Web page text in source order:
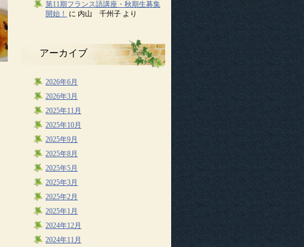
第11期フランス語講座・秋期生募集
開始！
に 内山 千州子 より
アーカイブ
2026年6月
2026年3月
2025年11月
2025年10月
2025年9月
2025年8月
2025年5月
2025年3月
2025年2月
2025年1月
2024年12月
2024年11月